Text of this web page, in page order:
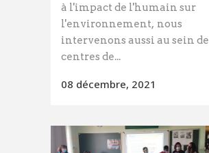
à l'impact de l'humain sur
l'environnement, nous
intervenons aussi au sein de
centres de...
08 décembre, 2021